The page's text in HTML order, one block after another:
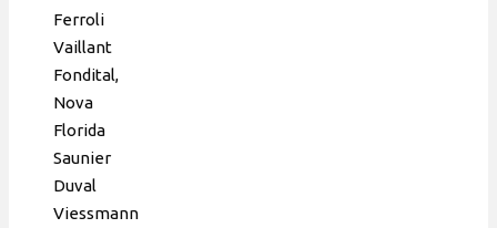
Ferroli
Vaillant
Fondital,
Nova
Florida
Saunier
Duval
Viessmann